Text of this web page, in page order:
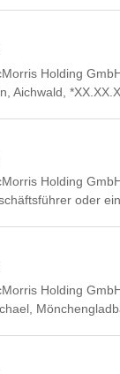
Holding
Aichwald,
Holding
oder
Holding